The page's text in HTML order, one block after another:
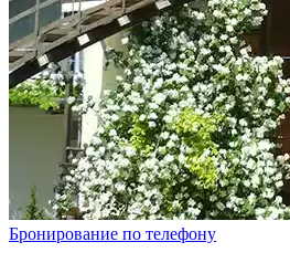
Бронирование по телефону